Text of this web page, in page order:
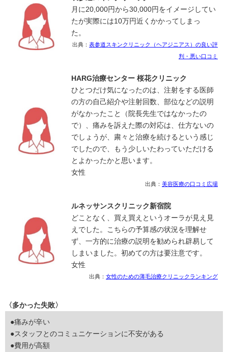
月に20,000円から30,000円をイメージしてい
たが実際には10万円近くかかってしまっ
た。
出典： 表参道スキンクリニック（ヘアジニアス）の良い評
判・悪い口コミ
HARG治療センター 桜花クリニック
ひとつだけ気になったのは、注射をする医師
の方の自己紹介や注射回数、部位などの説明
がなかったこと（院長先生ではなかったの
で）、痛みを訴えた際の対応は、仕方ないの
でしょうが、粛々と治療を続けるという感じ
でしたので、もう少しいたわっていただける
とよかったかと思います。
女性
出典： 美容医療の口コミ広場
ルネッサンスクリニック新宿院
どことなく、買え買えというオーラが見え見
えでした。こちらの予算感の状況を理解せ
ず、一方的に治療の説明を勧められ辟易して
しまいました。初めての方は要注意です。
女性
出典： 女性のための薄毛治療クリニックランキング
〈多かった失敗〉
●痛みが辛い
●スタッフとのコミュニケーションに不安がある
●費用が高額